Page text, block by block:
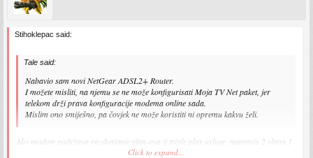
Stihoklepac said:
Tale said:
Nabavio sam novi NetGear ADSL2+ Router.
I možete misliti, na njemu se ne može konfigurisati Moja TV Net paket, jer
telekom drži prava konfiguracije modema online sada.
Mislim ono smiješno, pa čovjek ne može koristiti ni opremu kakvu želi.
Ako modem podržava razdvajanje vlan-ova tj triple play usluge, napravis 2 vlana 1
Click to expand...